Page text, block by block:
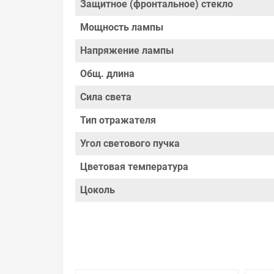
Производитель оставляет за собой право
Цена на Лампа галогенная Osram 44892 WFL
поймете, что у нас оптимальное соотношение
сайте можно найти как товары, пользующиеся
особое внимание. Кроме того, ставка делается
хорошие скидки для оптовых покупателей.
Мы предлагаем большой выбор товаров из
Галогенные Лампы галогенные с отражателем
по хорошим ценам. Уверены, что вы найдете на
Весь товар сертифицирован, отвечает
брендов.
Быстрая доставка в любой город – несколько
35W 36° 12V GU4 , можно получить в пункте
потребителя». Это не значит, что нужно
просто заменяем некачественный товар на то,
Защитное (фронтальное) стекло
Мощность лампы
Напряжение лампы
Общ. длина
Сила света
Тип отражателя
Угол светового пучка
Цветовая температура
Цоколь